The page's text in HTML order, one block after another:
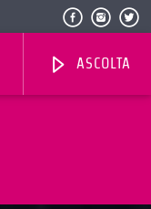
ASCOLTA